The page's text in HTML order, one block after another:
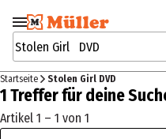
Zur Navigation
springen
Suchbegriffe / Artikelnummer
Startseite Stolen Girl DVD
1 Treffer für deine
Artikel 1 – 1 von 1